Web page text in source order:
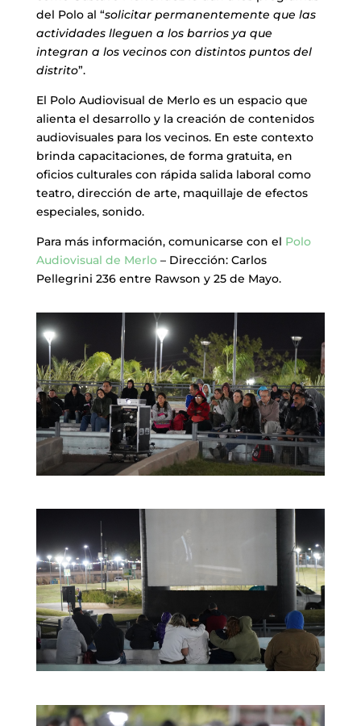
del Polo al “solicitar permanentemente que las
actividades lleguen a los barrios ya que
integran a los vecinos con distintos puntos del
distrito”.
El Polo Audiovisual de Merlo es un espacio que
alienta el desarrollo y la creación de contenidos
audiovisuales para los vecinos. En este contexto
brinda capacitaciones, de forma gratuita, en
oficios culturales con rápida salida laboral como
teatro, dirección de arte, maquillaje de efectos
especiales, sonido.
Para más información, comunicarse con el Polo
Audiovisual de Merlo– Dirección: Carlos
Pellegrini 236 entre Rawson y 25 de Mayo.